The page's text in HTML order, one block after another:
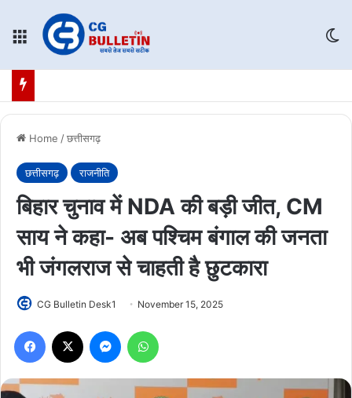
Menu
Home /छत्तीसगढ़
छत्तीसगढ़ राजनीति
बिहार चुनाव में NDA की बड़ी जीत, CM
साय ने कहा- अब पश्चिम बंगाल की जनता
भी जंगलराज से चाहती है छुटकारा
CG Bulletin Desk1 November 15, 2025
Facebook Messenger